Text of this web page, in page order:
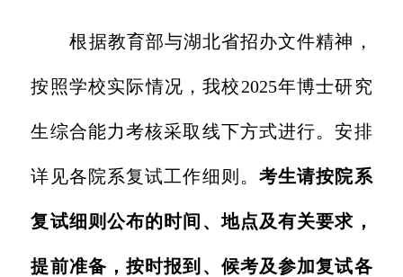
根据教育部与湖北省招办文件精神，
按照学校实际情况，我校2025年博士研究
生综合能力考核采取线下方式进行。安排
详见各院系复试工作细则。 考生请按院系
复试细则公布的时间、地点及有关要求，
提前准备，按时报到、候考及参加复试各